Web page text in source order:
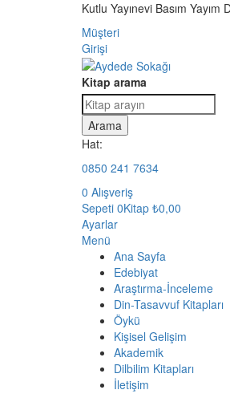
Kutlu Yayınevi Basım Yayım
Müşteri
Girişi
Kitap arama
Arama
Hat:
0850 241 7634
0 Alışveriş
Sepeti 0Kitap ₺0,00
Ayarlar
Menü
Ana Sayfa
Edebiyat
Araştırma-İnceleme
Din-Tasavvuf Kitapları
Öykü
Kişisel Gelişim
Akademik
Dilbilim Kitapları
İletişim